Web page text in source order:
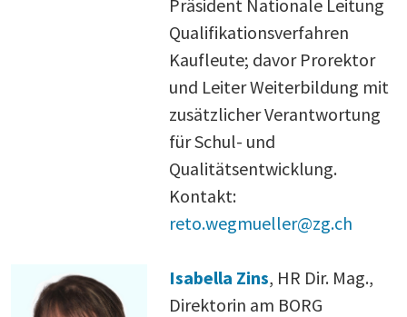
Präsident Nationale Leitung
Qualifikationsverfahren
Kaufleute; davor Prorektor
und Leiter Weiterbildung mit
zusätzlicher Verantwortung
für Schul- und
Qualitätsentwicklung.
Kontakt:
reto.wegmueller@zg.ch
Isabella Zins, HR Dir. Mag.,
Direktorin am BORG